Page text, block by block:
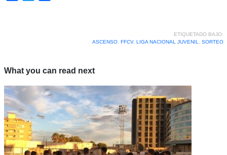
ETIQUETADO BAJO:
ASCENSO, FFCV, LIGA NACIONAL JUVENIL SORTEO
What you can read next